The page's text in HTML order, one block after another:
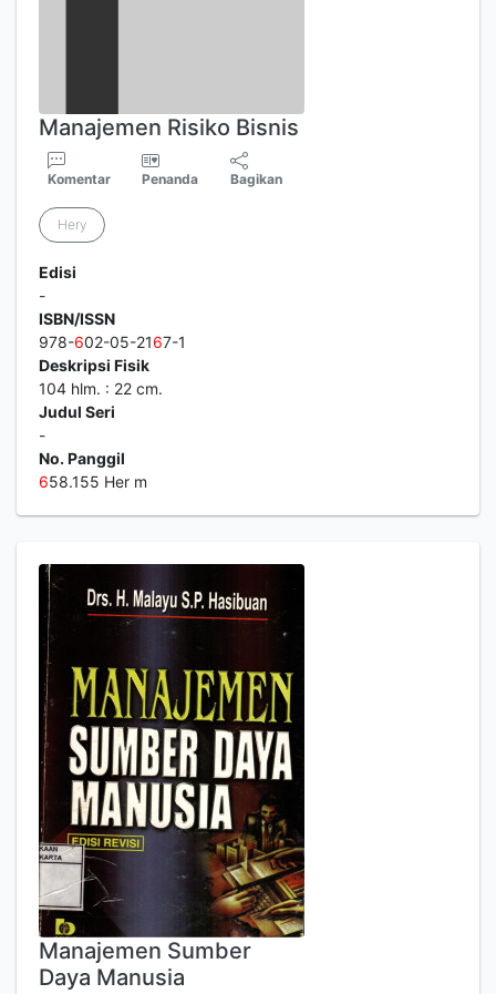
Manajemen Risiko Bisnis
Komentar Penanda Bagikan
Hery
Edisi
-
ISBN/ISSN
978-602-05-2167-1
Deskripsi Fisik
104 hlm. : 22 cm.
Judul Seri
-
No. Panggil
658.155 Her m
Manajemen Sumber
Daya Manusia